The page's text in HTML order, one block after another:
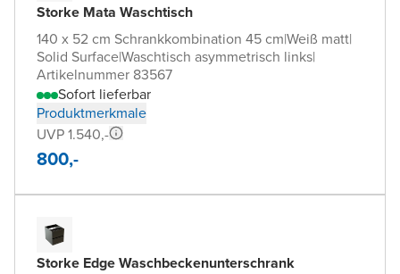
Storke Mata Waschtisch
140 x 52 cm Schrankkombination 45 cm|Weiß matt|
Solid Surface|Waschtisch asymmetrisch links|
Artikelnummer 83567
Sofort lieferbar
Produktmerkmale
UVP 1.540,-
800,-
Storke Edge Waschbeckenunterschrank